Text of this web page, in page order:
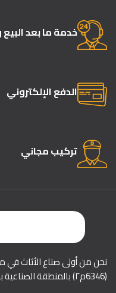
خدمة ما بعد البيع
الدفع الإلكتروني
تركيب مجاني
نحن من أولى صناع الأثاث
(6346م٢) بالمنطقة الصناعية بكوم ابو راضي ,بني سويف.